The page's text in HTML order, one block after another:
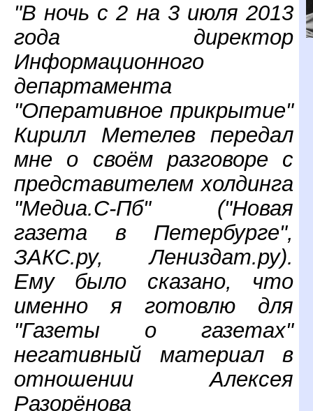
"В ночь с 2 на 3 июля 2013
года директор
Информационного
департамента
"Оперативное прикрытие"
Кирилл Метелев передал
мне о своём разговоре с
представителем холдинга
"Медиа.С-Пб" ("Новая
газета в Петербурге",
ЗАКС.ру, Лениздат.ру).
Ему было сказано, что
именно я готовлю для
"Газеты о газетах"
негативный материал в
отношении Алексея
Разорёнова